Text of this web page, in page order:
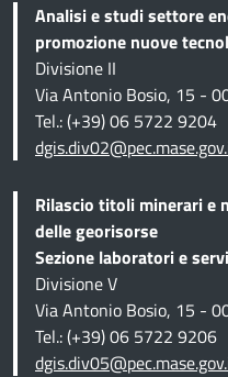
Analisi e studi settore
promozione nuove
Divisione II
Via Antonio Bosio, 15 -
Tel.: (+39) 06 5722 9204
Rilascio titoli minerari e
delle georisorse
Sezione laboratori e
Divisione V
Via Antonio Bosio, 15 -
Tel.: (+39) 06 5722 9206